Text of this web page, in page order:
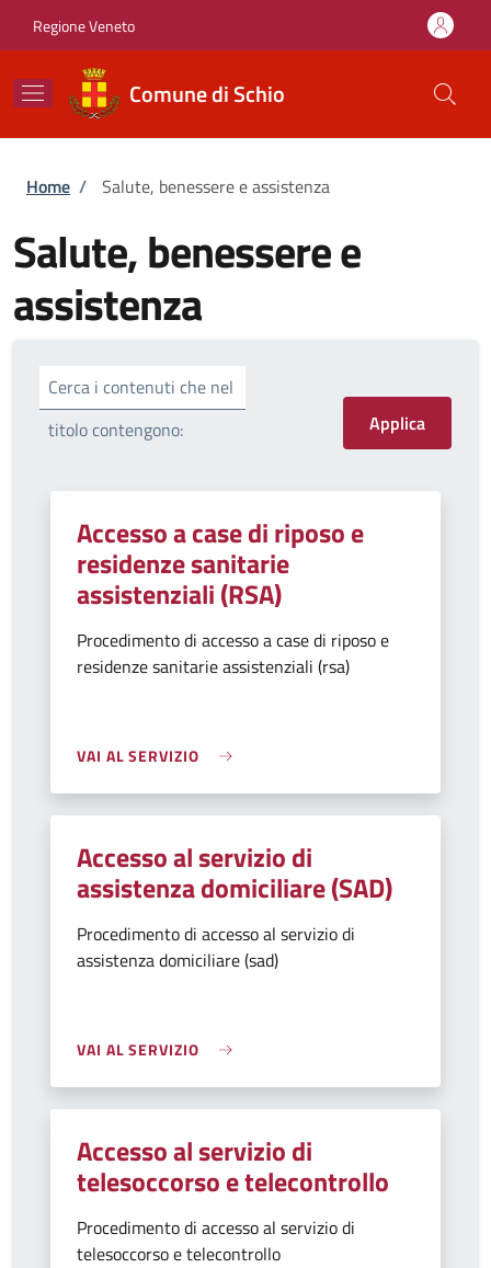
Regione Veneto
Comune di Schio
Briciole di pane
Home / Salute, benessere e assistenza
Salute, benessere e
assistenza
Cerca i contenuti che nel
titolo contengono:
Accesso a case di riposo e
residenze sanitarie
assistenziali (RSA)
Procedimento di accesso a case di riposo e
residenze sanitarie assistenziali (rsa)
VAI AL SERVIZIO
Accesso al servizio di
assistenza domiciliare (SAD)
Procedimento di accesso al servizio di
assistenza domiciliare (sad)
VAI AL SERVIZIO
Accesso al servizio di
telesoccorso e telecontrollo
Procedimento di accesso al servizio di
telesoccorso e telecontrollo